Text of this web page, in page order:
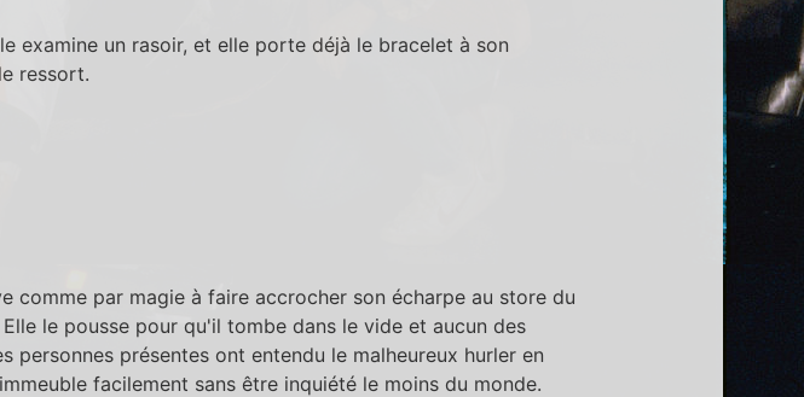
examine un rasoir, et elle porte déjà le bracelet à son
ressort.
comme par magie à faire accrocher son écharpe au store du
le pousse pour qu'il tombe dans le vide et aucun des
personnes présentes ont entendu le malheureux hurler en
facilement sans être inquiété le moins du monde.